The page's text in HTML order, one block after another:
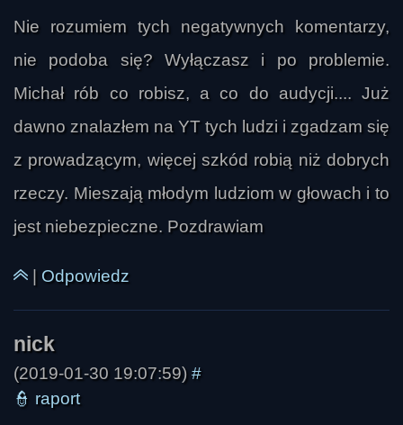
Nie rozumiem tych negatywnych komentarzy,
nie podoba się? Wyłączasz i po problemie.
Michał rób co robisz, a co do audycji.... Już
dawno znalazłem na YT tych ludzi i zgadzam się
z prowadzącym, więcej szkód robią niż dobrych
rzeczy. Mieszają młodym ludziom w głowach i to
jest niebezpieczne. Pozdrawiam
Odpowiedz
(2019-01-30 19:07:59) #
👮 raport